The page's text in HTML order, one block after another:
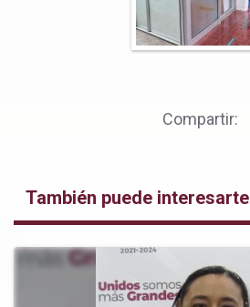
Compartir:
También puede interesarte